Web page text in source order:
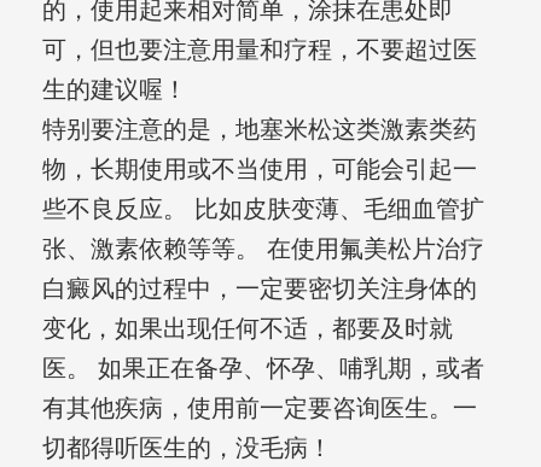
的，使用起来相对简单，涂抹在患处即
可，但也要注意用量和疗程，不要超过医
生的建议喔！
特别要注意的是，地塞米松这类激素类药
物，长期使用或不当使用，可能会引起一
些不良反应。 比如皮肤变薄、毛细血管扩
张、激素依赖等等。 在使用氟美松片治疗
白癜风的过程中，一定要密切关注身体的
变化，如果出现任何不适，都要及时就
医。 如果正在备孕、怀孕、哺乳期，或者
有其他疾病，使用前一定要咨询医生。一
切都得听医生的，没毛病！